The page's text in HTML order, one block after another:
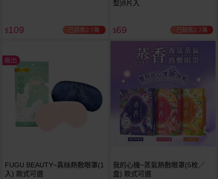
$109 已銷售2.7萬
型)8片入
$69 已銷售2.7萬
廠出
FUGU BEAUTY~真絲熱敷眼罩(1
入) 款式可選
我的心機~蒸氣熱敷眼罩(5枚／
盒) 款式可選